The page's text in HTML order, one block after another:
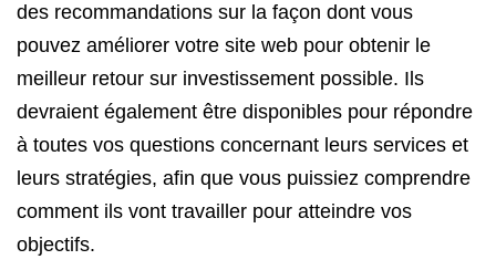
des recommandations sur la façon dont vous
pouvez améliorer votre site web pour obtenir le
meilleur retour sur investissement possible. Ils
devraient également être disponibles pour répondre
à toutes vos questions concernant leurs services et
leurs stratégies, afin que vous puissiez comprendre
comment ils vont travailler pour atteindre vos
objectifs.